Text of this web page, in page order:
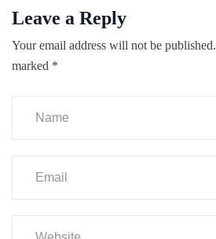
Leave a Reply
Your email address will not be published.
marked *